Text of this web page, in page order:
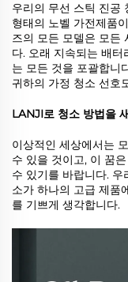
우리의 무선 스틱 진공
형태의 노벨 가전제품
즈의 모든 모델은 모든
다. 오래 지속되는 배
는 모든 것을 포괄합니
귀하의 가정 청소 선호
LANJI로 청소 방법을
이상적인 세상에서는
수 있을 것이고, 이 꿈
수 있기를 바랍니다.
소가 하나의 고급 제품
를 기쁘게 생각합니다.